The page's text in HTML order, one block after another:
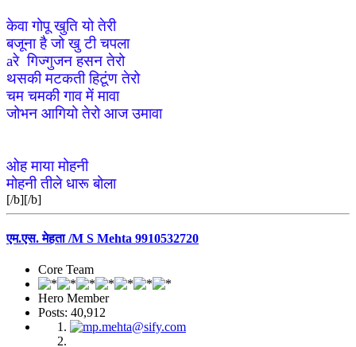
केवा गोपू खुति यो तेरी
बजूना है जो खु टी चपला
aरे गिज्गुजन हसन तेरो
थसकी मटकती हिटूंण तेरो
चम चमकी गाव में मावा
जोभन आगियो तेरो आज उमावा
ओह माया मोहनी
मोहनी तीले धारू बोला
[/b][/b]
एम.एस. मेहता /M S Mehta 9910532720
Core Team
Hero Member
Posts: 40,912